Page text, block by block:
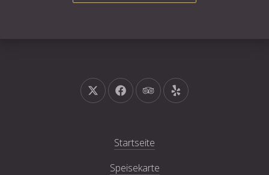
Neues Fenster
Neues Fenster
Neues FensterNeues Fenster
Startseite
Speisekarte